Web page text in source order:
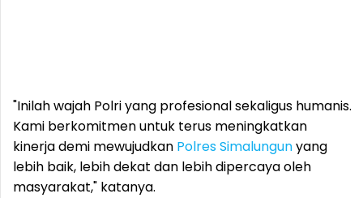
"Inilah wajah Polri yang profesional sekaligus humanis.
Kami berkomitmen untuk terus meningkatkan
kinerja demi mewujudkan PolresSimalungunyang
lebih baik, lebih dekat dan lebih dipercaya oleh
masyarakat," katanya.